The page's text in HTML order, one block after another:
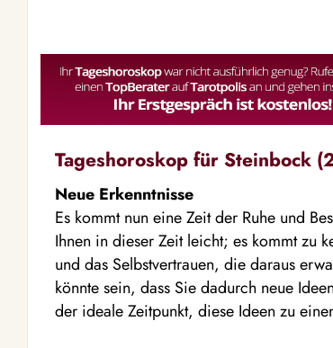
Tageshoroskop für Steinbock
Neue Erkenntnisse
Es kommt nun eine Zeit der Ruhe und
Ihnen in dieser Zeit leicht; es kommt zu
und das Selbstvertrauen, die daraus
könnte sein, dass Sie dadurch neue
der ideale Zeitpunkt, diese Ideen zu